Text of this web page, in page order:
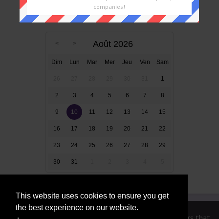
This website uses cookies to ensure you get
the best experience on our website.
Mots Croisés Par Date
Août 2026
Dim Lun Mar Mer Jeu Ven Sam
1
2 3 4 5 6 7 8
9 10 11 12 13 14 15
16 17 18 19 20 21 22
23 24 25 26 27 28 29
30 31
companies!